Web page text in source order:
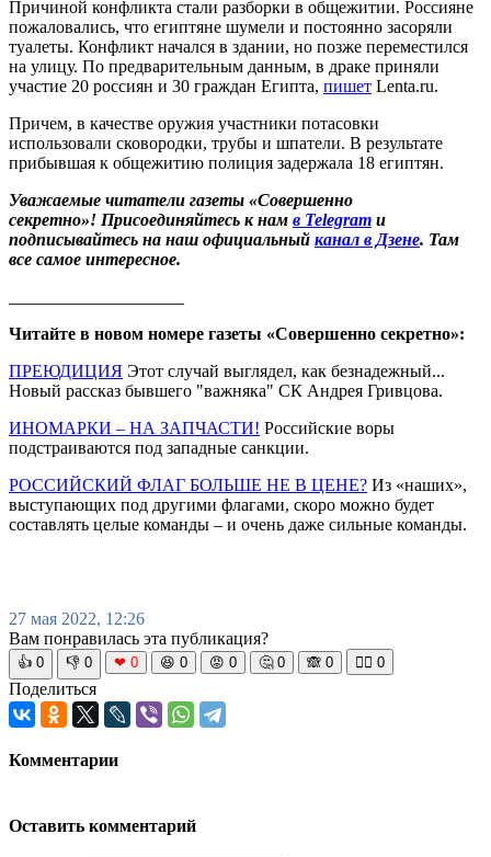
Причиной конфликта стали разборки в общежитии. Россияне
пожаловались, что египтяне шумели и постоянно засоряли
туалеты. Конфликт начался в здании, но позже переместился
на улицу. По предварительным данным, в драке приняли
участие 20 россиян и 30 граждан Египта, пишет Lenta.ru.
Причем, в качестве оружия участники потасовки
использовали сковородки, трубы и шпатели. В результате
прибывшая к общежитию полиция задержала 18 египтян.
Уважаемые читатели газеты «Совершенно
секретно»! Присоединяйтесь к нам в Telegram и
подписывайтесь на наш официальный канал в Дзене. Там
все самое интересное.
Читайте в новом номере газеты «Совершенно секретно»:
ПРЕЮДИЦИЯ Этот случай выглядел, как безнадежный...
Новый рассказ бывшего "важняка" СК Андрея Гривцова.
ИНОМАРКИ – НА ЗАПЧАСТИ! Российские воры
подстраиваются под западные санкции.
РОССИЙСКИЙ ФЛАГ БОЛЬШЕ НЕ В ЦЕНЕ? Из «наших»,
выступающих под другими флагами, скоро можно будет
составлять целые команды – и очень даже сильные команды.
27 мая 2022, 12:26
Вам понравилась эта публикация?
👍 0 👎 0 ❤ 0 😆 0 😡 0 🤔 0 🙈 0 🧘‍♀️ 0
Поделиться
Комментарии
Оставить комментарий